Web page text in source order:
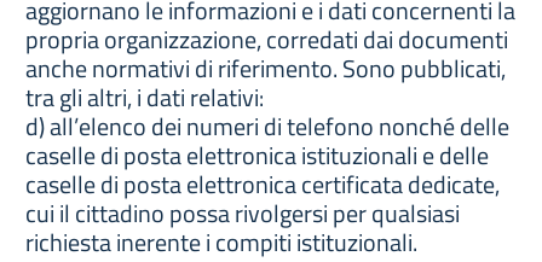
aggiornano le informazioni e i dati concernenti la
propria organizzazione, corredati dai documenti
anche normativi di riferimento. Sono pubblicati,
tra gli altri, i dati relativi:
d) all’elenco dei numeri di telefono nonché delle
caselle di posta elettronica istituzionali e delle
caselle di posta elettronica certificata dedicate,
cui il cittadino possa rivolgersi per qualsiasi
richiesta inerente i compiti istituzionali.